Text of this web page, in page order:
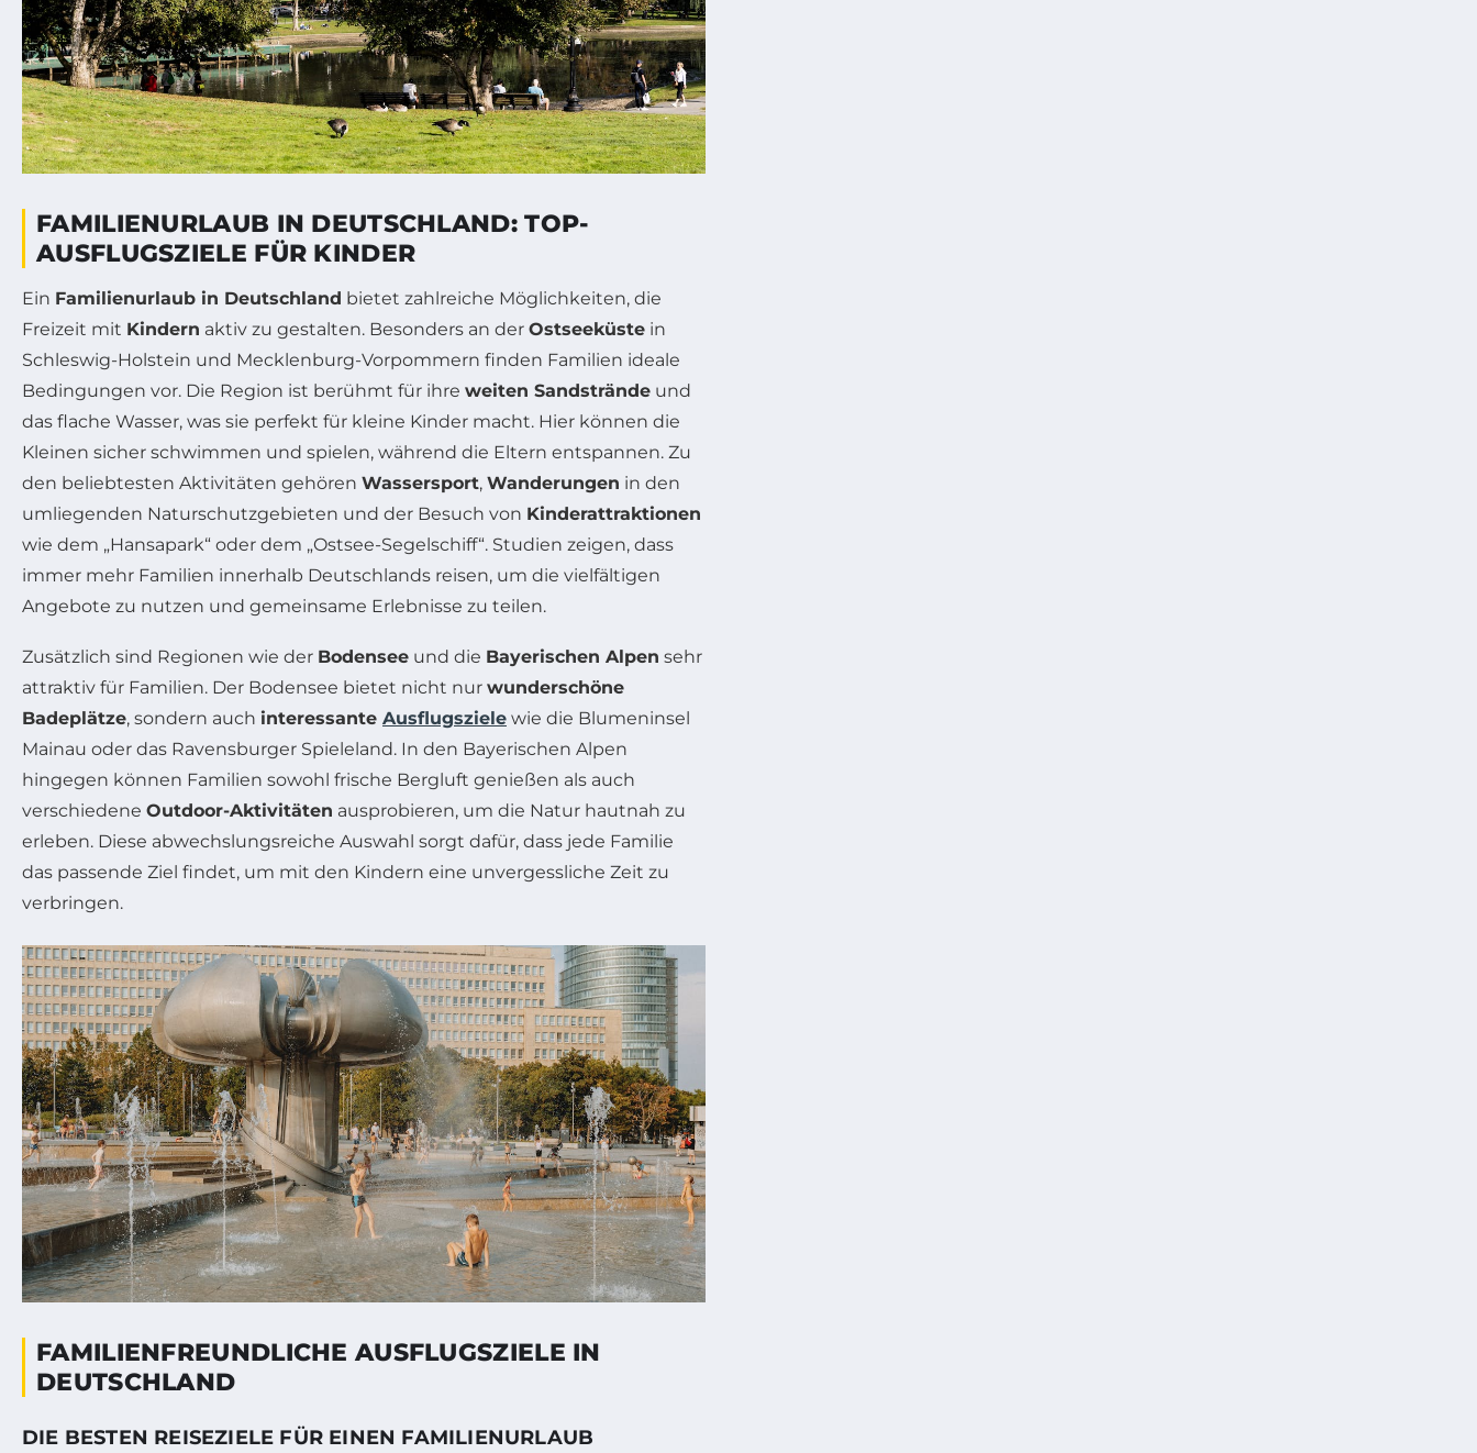
FAMILIENURLAUB IN DEUTSCHLAND: TOP-
AUSFLUGSZIELE FÜR KINDER
Ein Familienurlaub in Deutschland bietet zahlreiche Möglichkeiten, die
Freizeit mit Kindern aktiv zu gestalten. Besonders an der Ostseeküste in
Schleswig-Holstein und Mecklenburg-Vorpommern finden Familien ideale
Bedingungen vor. Die Region ist berühmt für ihre weiten Sandstrände und
das flache Wasser, was sie perfekt für kleine Kinder macht. Hier können die
Kleinen sicher schwimmen und spielen, während die Eltern entspannen. Zu
den beliebtesten Aktivitäten gehören Wassersport, Wanderungen in den
umliegenden Naturschutzgebieten und der Besuch von Kinderattraktionen
wie dem „Hansapark“ oder dem „Ostsee-Segelschiff“. Studien zeigen, dass
immer mehr Familien innerhalb Deutschlands reisen, um die vielfältigen
Angebote zu nutzen und gemeinsame Erlebnisse zu teilen.
Zusätzlich sind Regionen wie der Bodensee und die Bayerischen Alpen sehr
attraktiv für Familien. Der Bodensee bietet nicht nur wunderschöne
Badeplätze, sondern auch interessante Ausflugsziele wie die Blumeninsel
Mainau oder das Ravensburger Spieleland. In den Bayerischen Alpen
hingegen können Familien sowohl frische Bergluft genießen als auch
verschiedene Outdoor-Aktivitäten ausprobieren, um die Natur hautnah zu
erleben. Diese abwechslungsreiche Auswahl sorgt dafür, dass jede Familie
das passende Ziel findet, um mit den Kindern eine unvergessliche Zeit zu
verbringen.
FAMILIENFREUNDLICHE AUSFLUGSZIELE IN
DEUTSCHLAND
DIE BESTEN REISEZIELE FÜR EINEN FAMILIENURLAUB